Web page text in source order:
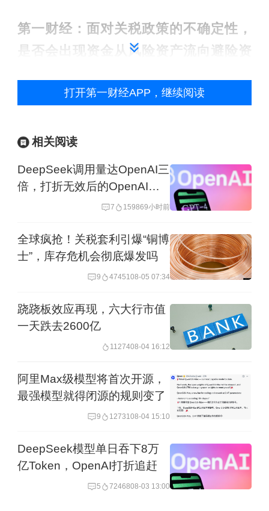
第一财经：面对关税政策的不确定性，
是否会出现资金从风险资产流向避险资
风险保持上涨？
胡捷： 美股表现可从横向和纵向两个角
从横向来看，与其他国家股市相比，美
国经济依然具有独特优势。根据国际货
币基金组织（IMF）预测，2025年美国
国内生产总值（GDP）增长为2.7%，欧
元区增长预期为1.2%。尽管美国经济面
临一定隐忧，当前经济数据表明美国经
济较为强劲，仍具较大吸引力。
动。首先，美元流动性宽松为市场带来
资金充裕，利好股市。其次，技术革
涨的重要动力。尽管有人担心AI泡沫类
似于互联网泡沫，但我认为，当前的泡
沫规模远小于本世纪初的互联网泡沫，
打开第一财经APP，继续阅读
相关阅读
DeepSeek调用量达OpenAI三
倍，打折无效后的OpenAI选
7 159869小时前
全球疯抢！关税套利引爆“铜博
士”，库存危机会彻底爆发吗
9 4745108-05 07:34
跷跷板效应再现，六大行市值
一天跌去2600亿
1127408-04 16:12
阿里Max级模型将首次开源，
最强模型就得闭源的规则变了
9 1273108-04 15:10
DeepSeek模型单日吞下8万
亿Token，OpenAI打折追赶
5 7246808-03 13:00